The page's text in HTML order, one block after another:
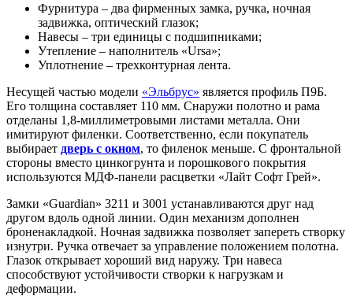
Фурнитура – два фирменных замка, ручка, ночная
задвижка, оптический глазок;
Навесы – три единицы с подшипниками;
Утепление – наполнитель «Ursa»;
Уплотнение – трехконтурная лента.
Несущей частью модели «Эльбрус» является профиль П9Б.
Его толщина составляет 110 мм. Снаружи полотно и рама
отделаны 1,8-миллиметровыми листами металла. Они
имитируют филенки. Соответственно, если покупатель
выбирает дверь с окном, то филенок меньше. С фронтальной
стороны вместо цинкогрунта и порошкового покрытия
используются МДФ-панели расцветки «Лайт Софт Грей».
Замки «Guardian» 3211 и 3001 устанавливаются друг над
другом вдоль одной линии. Один механизм дополнен
броненакладкой. Ночная задвижка позволяет запереть створку
изнутри. Ручка отвечает за управление положением полотна.
Глазок открывает хороший вид наружу. Три навеса
способствуют устойчивости створки к нагрузкам и
деформации.